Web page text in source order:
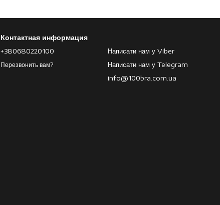
Контактная информация
+380680220100
Перезвонить вам?
Написати нам у Viber
Написати нам у Telegram
info@100bra.com.ua